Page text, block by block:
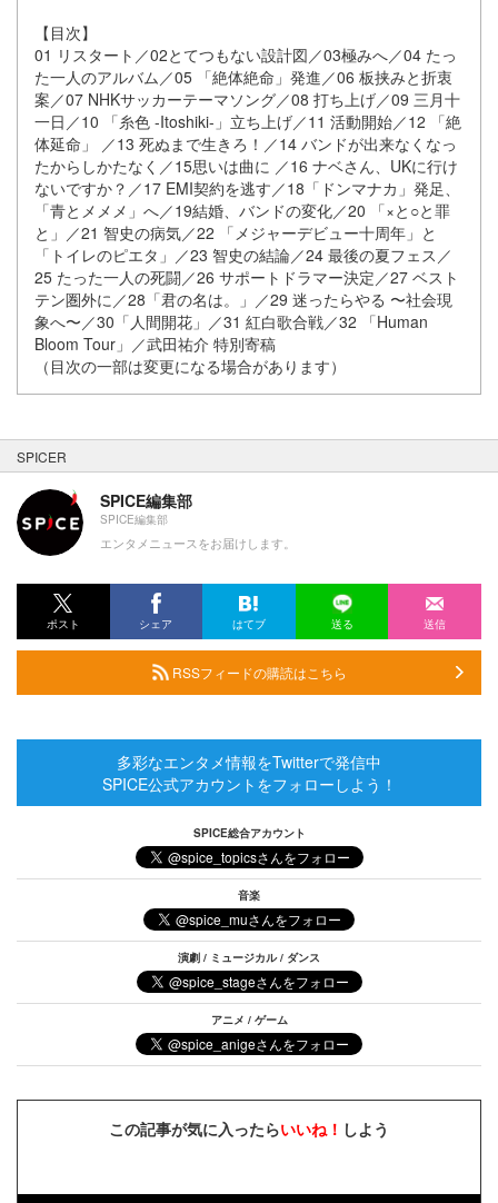
【目次】
01 リスタート／02とてつもない設計図／03極みへ／04 たっ
た一人のアルバム／05 「絶体絶命」発進／06 板挟みと折衷
案／07 NHKサッカーテーマソング／08 打ち上げ／09 三月十
一日／10 「糸色 -Itoshiki-」立ち上げ／11 活動開始／12 「絶
体延命」 ／13 死ぬまで生きろ！／14 バンドが出来なくなっ
たからしかたなく／15思いは曲に ／16 ナベさん、UKに行け
ないですか？／17 EMI契約を逃す／18「ドンマナカ」発足、
「青とメメメ」へ／19結婚、バンドの変化／20 「×と○と罪
と」／21 智史の病気／22 「メジャーデビュー十周年」と
「トイレのピエタ」／23 智史の結論／24 最後の夏フェス／
25 たった一人の死闘／26 サポートドラマー決定／27 ベスト
テン圏外に／28「君の名は。」／29 迷ったらやる 〜社会現
象へ〜／30「人間開花」／31 紅白歌合戦／32 「Human
Bloom Tour」／武田祐介 特別寄稿
（目次の一部は変更になる場合があります）
SPICER
SPICE編集部
SPICE編集部
エンタメニュースをお届けします。
ポスト シェア はてブ 送る 送信
RSSフィードの購読はこちら
多彩なエンタメ情報をTwitterで発信中
SPICE公式アカウントをフォローしよう！
SPICE総合アカウント
音楽
演劇 / ミュージカル / ダンス
アニメ / ゲーム
この記事が気に入ったらいいね！ しよう